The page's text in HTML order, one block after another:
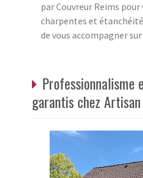
par Couvreur Reims pour
charpentes et
de vous accompagner
Professionnalisme
garantis chez